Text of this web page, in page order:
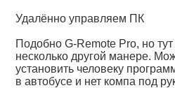
Удалённо управляем ПК
Подобно G-Remote Pro, но тут
несколько другой манере.
установить человеку
в автобусе и нет компа под